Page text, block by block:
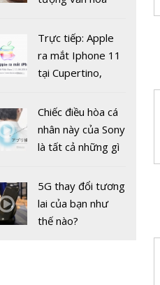
trường hợp không
cho trẻ em khi
tham gia giao
thông mùa tựu
tranh cãi về nguồn
gốc
Trực tiếp: Apple
ra mắt Iphone 11
tại Cupertino,
Chiếc điều hòa cá
nhân này của Sony
là tất cả những gì
sót qua mùa hè
nóng nực
5G thay đổi tương
lai của bạn như
thế nào?